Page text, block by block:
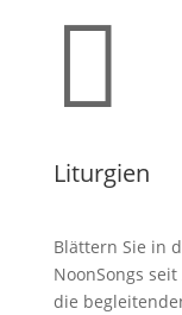

Liturgien
Blättern Sie in
NoonSongs
die